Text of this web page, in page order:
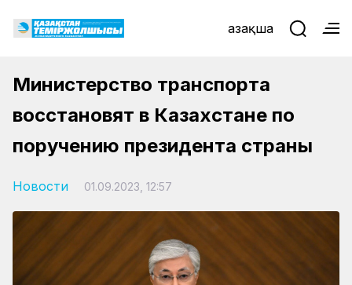
Қазақша
Министерство транспорта
восстановят в Казахстане по
поручению президента страны
Новости 01.09.2023, 12:57